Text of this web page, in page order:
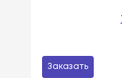
Заказать